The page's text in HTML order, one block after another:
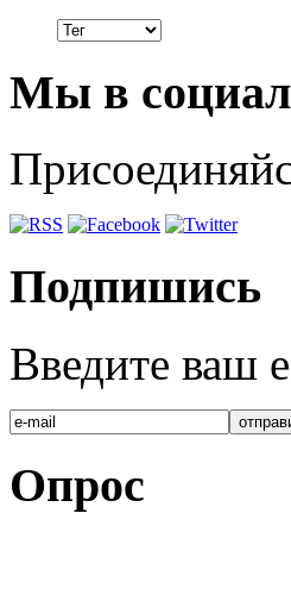
Мы в
Подпишись
Введите ваш
Опрос